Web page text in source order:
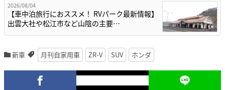
2026/08/04
【車中泊旅行におススメ！ RVパーク最新情報】
出雲大社や松江市など山陰の主要…
新車 月刊自家用車 ZR-V SUV ホンダ